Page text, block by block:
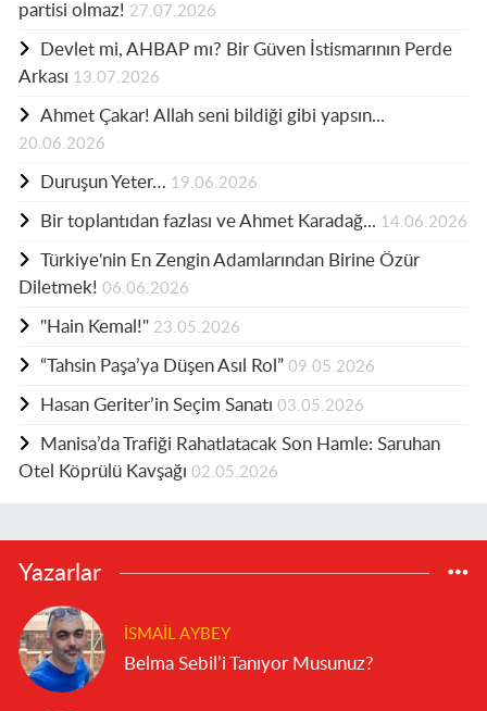
partisi olmaz! 27.07.2026
Devlet mi, AHBAP mı? Bir Güven İstismarının Perde
Arkası 13.07.2026
Ahmet Çakar! Allah seni bildiği gibi yapsın...
20.06.2026
Duruşun Yeter… 19.06.2026
Bir toplantıdan fazlası ve Ahmet Karadağ... 14.06.2026
Türkiye'nin En Zengin Adamlarından Birine Özür
Diletmek! 06.06.2026
"Hain Kemal!" 23.05.2026
“Tahsin Paşa’ya Düşen Asıl Rol” 09.05.2026
Hasan Geriter’in Seçim Sanatı 03.05.2026
Manisa’da Trafiği Rahatlatacak Son Hamle: Saruhan
Otel Köprülü Kavşağı 02.05.2026
Yazarlar
İSMAIL AYBEY
Belma Sebil’i Tanıyor Musunuz?